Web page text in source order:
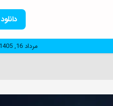
مرداد 16, 1405